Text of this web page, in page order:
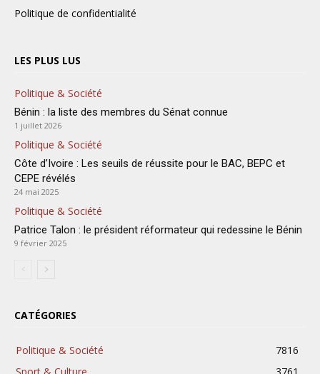
Politique de confidentialité
LES PLUS LUS
Politique & Société
Bénin : la liste des membres du Sénat connue
1 juillet 2026
Politique & Société
Côte d’Ivoire : Les seuils de réussite pour le BAC, BEPC et
CEPE révélés
24 mai 2025
Politique & Société
Patrice Talon : le président réformateur qui redessine le Bénin
9 février 2025
CATÉGORIES
Politique & Société
7816